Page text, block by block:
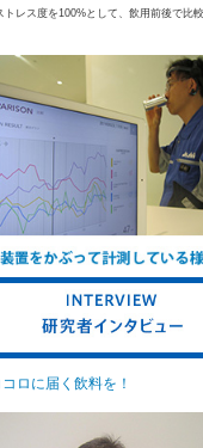
レス度を100%として、飲用前後で比較
ロに届く飲料を！